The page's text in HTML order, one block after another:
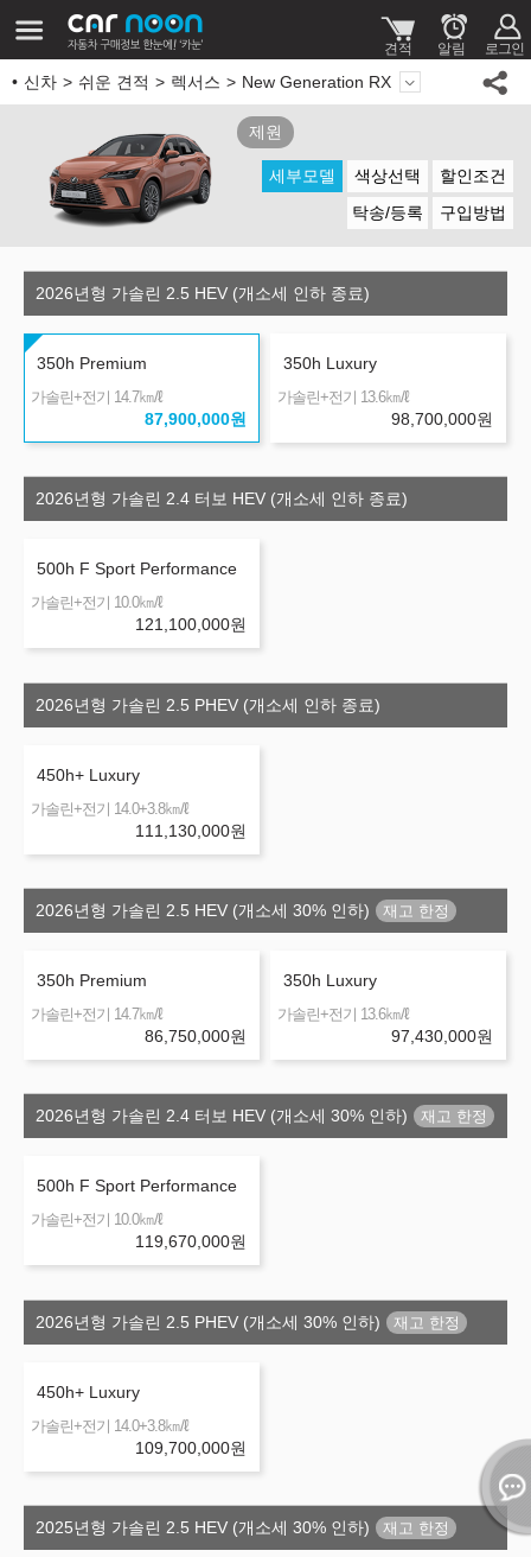
신차 쉬운 견적 렉서스 New Generation RX
제원
세부모델 색상선택
할인조건
탁송/등록
구입방법
2026년형 가솔린 2.5 HEV (개소세 인하 종료)
350h Premium
가솔린+전기 14.7㎞/ℓ
87,900,000원
350h Luxury
가솔린+전기 13.6㎞/ℓ
98,700,000원
2026년형 가솔린 2.4 터보 HEV (개소세 인하 종료)
500h F Sport Performance
가솔린+전기 10.0㎞/ℓ
121,100,000원
2026년형 가솔린 2.5 PHEV (개소세 인하 종료)
450h+ Luxury
가솔린+전기 14.0+3.8㎞/ℓ
111,130,000원
2026년형 가솔린 2.5 HEV (개소세 30% 인하)
350h Premium
가솔린+전기 14.7㎞/ℓ
86,750,000원
350h Luxury
가솔린+전기 13.6㎞/ℓ
97,430,000원
2026년형 가솔린 2.4 터보 HEV (개소세 30% 인하)
500h F Sport Performance
가솔린+전기 10.0㎞/ℓ
119,670,000원
2026년형 가솔린 2.5 PHEV (개소세 30% 인하)
450h+ Luxury
가솔린+전기 14.0+3.8㎞/ℓ
109,700,000원
2025년형 가솔린 2.5 HEV (개소세 30% 인하)